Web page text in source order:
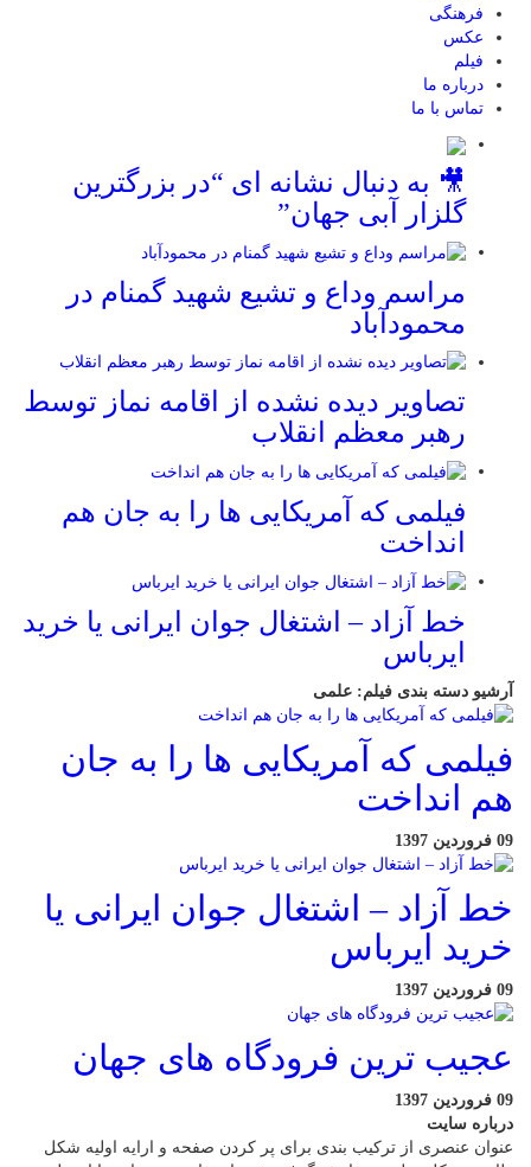
فرهنگی
عکس
فیلم
درباره ما
تماس با ما
🎥 به دنبال نشانه ای “در بزرگترین
گلزار آبی جهان”
مراسم وداع و تشیع شهید گمنام در
محمودآباد
تصاویر دیده نشده از اقامه نماز توسط
رهبر معظم انقلاب
فیلمی که آمریکایی ها را به جان هم
انداخت
خط آزاد – اشتغال جوان ایرانی یا خرید
ایرباس
آرشیو دسته بندی فیلم: علمی
فیلمی که آمریکایی ها را به جان
هم انداخت
09 فروردین 1397
خط آزاد – اشتغال جوان ایرانی یا
خرید ایرباس
09 فروردین 1397
عجیب ترین فرودگاه های جهان
09 فروردین 1397
درباره سایت
عنوان عنصری از ترکیب بندی برای پر کردن صفحه و ارایه اولیه شکل